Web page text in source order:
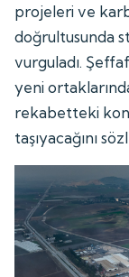
projeleri ve
doğrultusunda
vurguladı.
yeni
rekabetteki
taşıyacağını